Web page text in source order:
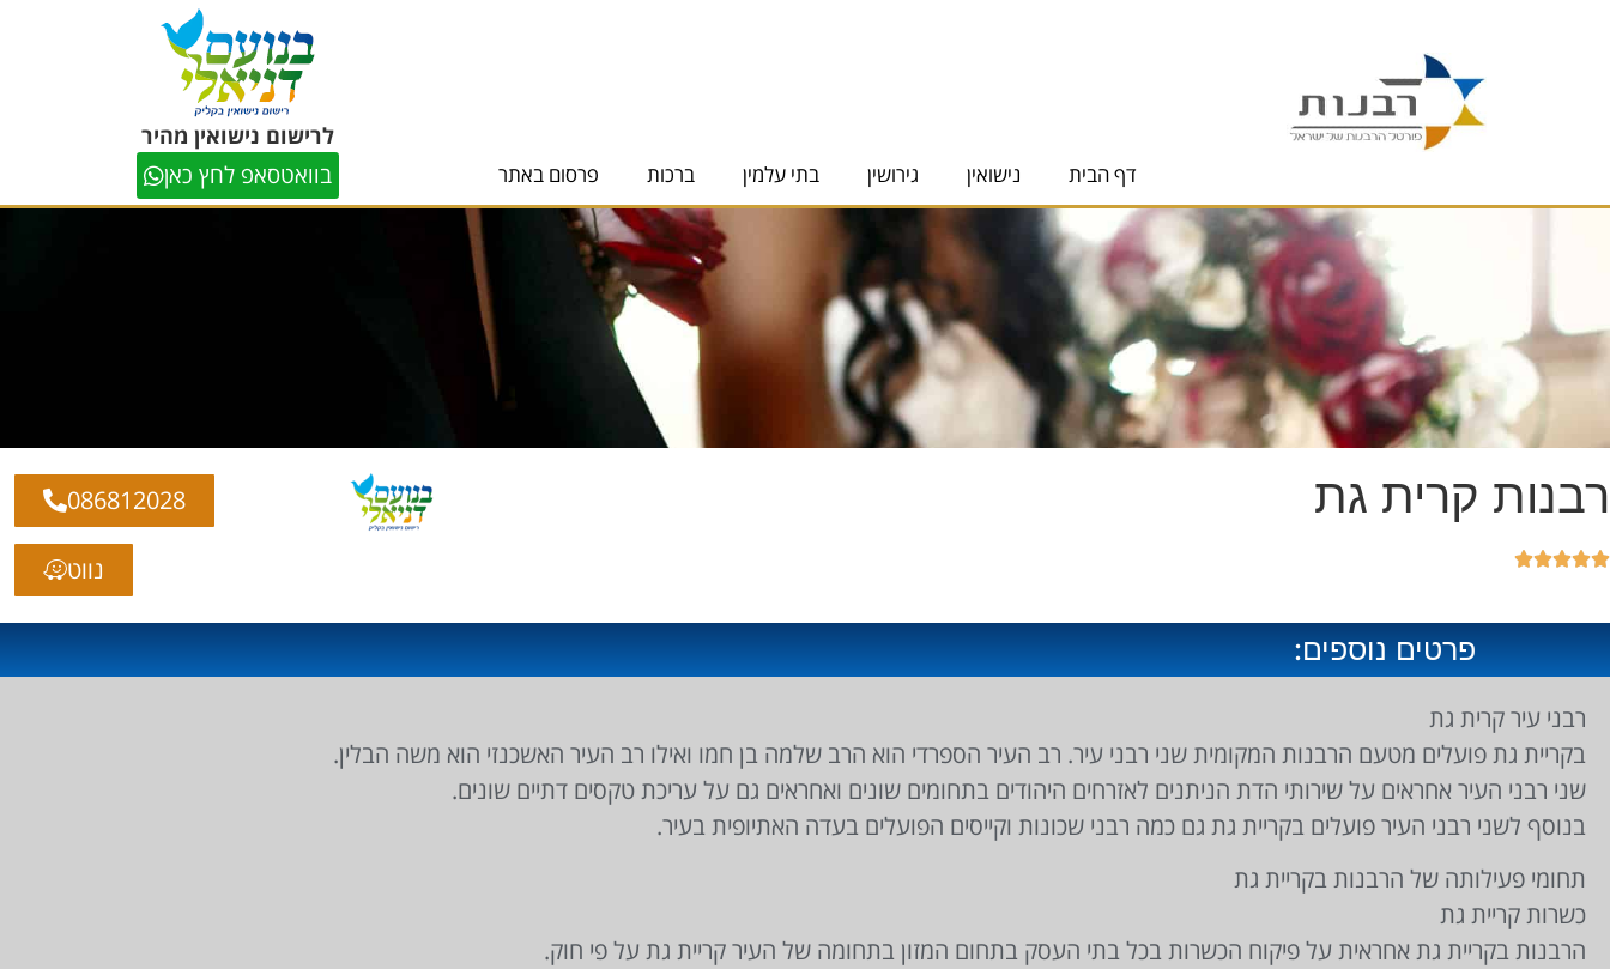
דף הבית נישואין גירושין בתי עלמין ברכות פרסום באתר
לרישום נישואין מהיר
בוואטסאפ לחץ כאן
רבנות קרית גת





086812028
נווט
פרטים נוספים:
רבני עיר קרית גת
בקריית גת פועלים מטעם הרבנות המקומית שני רבני עיר. רב העיר הספרדי הוא הרב שלמה בן חמו ואילו רב העיר האשכנזי הוא משה הבלין.
שני רבני העיר אחראים על שירותי הדת הניתנים לאזרחים היהודים בתחומים שונים ואחראים גם על עריכת טקסים דתיים שונים.
בנוסף לשני רבני העיר פועלים בקריית גת גם כמה רבני שכונות וקייסים הפועלים בעדה האתיופית בעיר.
תחומי פעילותה של הרבנות בקריית גת
כשרות קריית גת
הרבנות בקריית גת אחראית על פיקוח הכשרות בכל בתי העסק בתחום המזון בתחומה של העיר קריית גת על פי חוק.